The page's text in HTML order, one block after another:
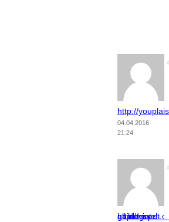
http://
04.04.2016
21:24
http://viet-nam-travel-guide-